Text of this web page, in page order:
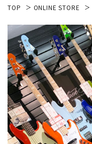
エレキギター
ベース
ドラム
TOP ONLINE STORE